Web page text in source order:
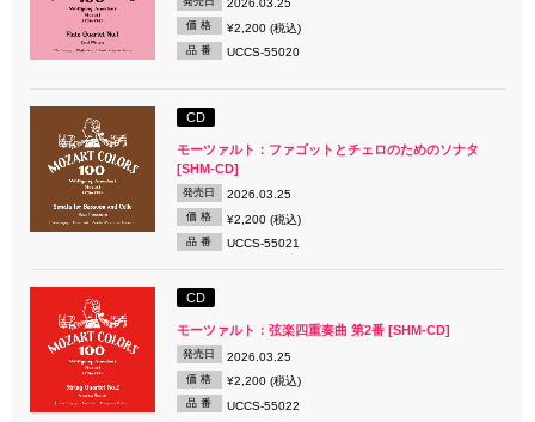
2026.03.25
価 格 ¥2,200 (税込)
品 番 UCCS-55020
CD
モーツァルト：ファゴットとチェロのためのソナタ
[SHM-CD]
発売日 2026.03.25
価 格 ¥2,200 (税込)
品 番 UCCS-55021
CD
モーツァルト：弦楽四重奏曲 第2番 [SHM-CD]
発売日 2026.03.25
価 格 ¥2,200 (税込)
品 番 UCCS-55022